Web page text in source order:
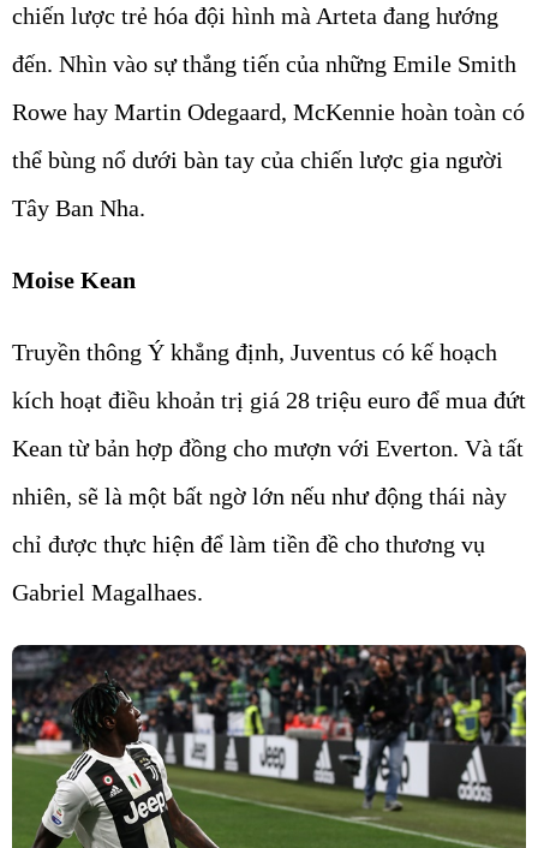
chiến lược trẻ hóa đội hình mà Arteta đang hướng
đến. Nhìn vào sự thắng tiến của những Emile Smith
Rowe hay Martin Odegaard, McKennie hoàn toàn có
thể bùng nổ dưới bàn tay của chiến lược gia người
Tây Ban Nha.
Moise Kean
Truyền thông Ý khẳng định, Juventus có kế hoạch
kích hoạt điều khoản trị giá 28 triệu euro để mua đứt
Kean từ bản hợp đồng cho mượn với Everton. Và tất
nhiên, sẽ là một bất ngờ lớn nếu như động thái này
chỉ được thực hiện để làm tiền đề cho thương vụ
Gabriel Magalhaes.